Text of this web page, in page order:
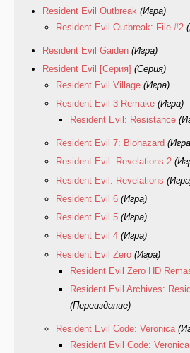
Resident Evil Outbreak (Игра)
Resident Evil Outbreak: File #2
Resident Evil Gaiden (Игра)
Resident Evil [Серия] (Серия)
Resident Evil Village (Игра)
Resident Evil 3 Remake (Игра)
Resident Evil: Resistance
Resident Evil 7: Biohazard
Resident Evil: Revelations 2
Resident Evil: Revelations
Resident Evil 6 (Игра)
Resident Evil 5 (Игра)
Resident Evil 4 (Игра)
Resident Evil Zero (Игра)
Resident Evil Zero HD
Resident Evil Archives:
(Переиздание)
Resident Evil Code: Veronica
Resident Evil Code: